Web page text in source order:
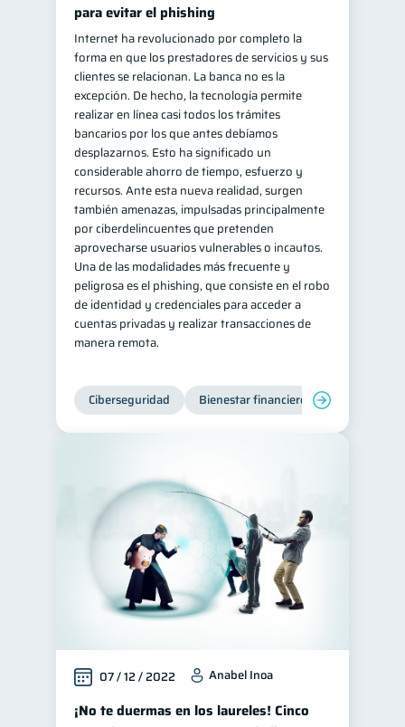
información financiera 1
para evitar el phishing
Internet ha revolucionado por completo la
forma en que los prestadores de servicios y sus
clientes se relacionan. La banca no es la
excepción. De hecho, la tecnología permite
realizar en línea casi todos los trámites
bancarios por los que antes debíamos
desplazarnos. Esto ha significado un
considerable ahorro de tiempo, esfuerzo y
recursos. Ante esta nueva realidad, surgen
también amenazas, impulsadas principalmente
por ciberdelincuentes que pretenden
aprovecharse usuarios vulnerables o incautos.
Una de las modalidades más frecuente y
peligrosa es el phishing, que consiste en el robo
de identidad y credenciales para acceder a
cuentas privadas y realizar transacciones de
manera remota.
Ciberseguridad Bienestar financiero
07 / 12 / 2022 Anabel Inoa
¡No te duermas en los laureles! Cinco